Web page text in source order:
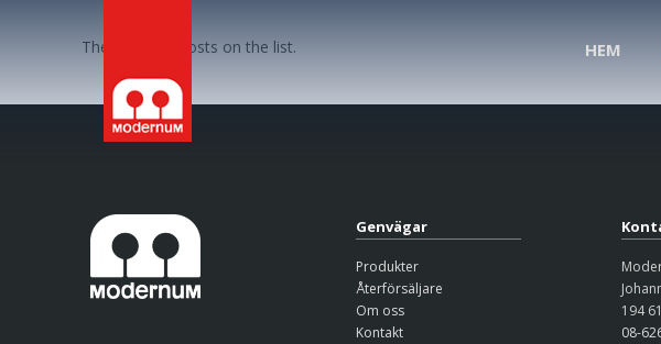
HEM
There are no posts on the list.
Genvägar
Produkter
Återförsäljare
Om oss
Kontakt
194
08-